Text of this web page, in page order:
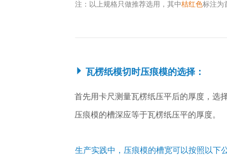
首先用卡尺测量瓦楞纸压平后的厚度，选
压痕模的槽深应等于瓦楞纸压平的厚度。
生产实践中，压痕模的槽宽可以按照以下
瓦楞纸模切时压痕模的选择：
注：以上规格只做推荐选用，其中 标注为
桔红色